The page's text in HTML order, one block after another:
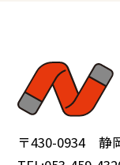
〒430-0934 静